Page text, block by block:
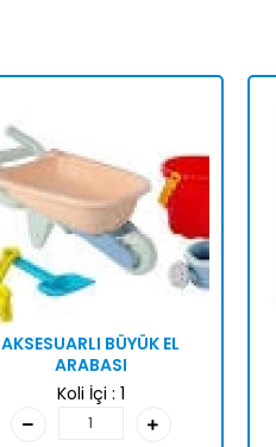
AKSESUARLI BÜYÜK EL
ARABASI
Koli İçi : 1